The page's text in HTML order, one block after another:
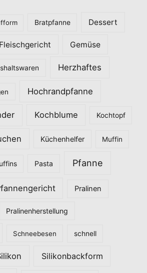
Bratpfanne Dessert
Fleischgericht Gemüse
Herzhaftes
Hochrandpfanne
Kochblume Kochtopf
Küchenhelfer Muffin
Pasta Pfanne
Pralinen
Pralinenherstellung
Schneebesen schnell
Silikonbackform